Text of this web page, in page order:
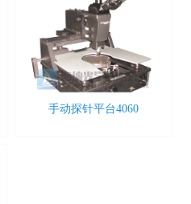
手动探针平台4060